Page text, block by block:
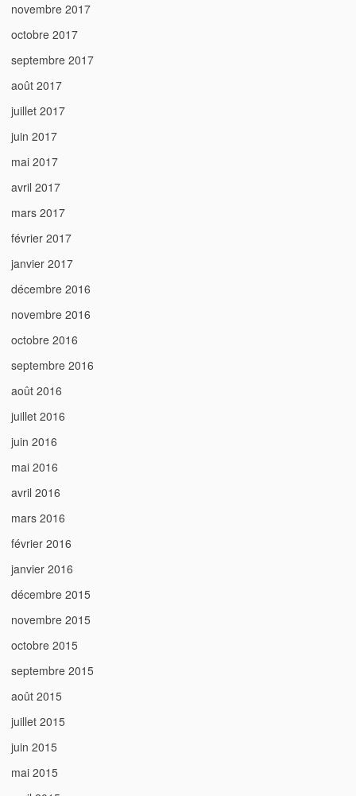
novembre 2017
octobre 2017
septembre 2017
août 2017
juillet 2017
juin 2017
mai 2017
avril 2017
mars 2017
février 2017
janvier 2017
décembre 2016
novembre 2016
octobre 2016
septembre 2016
août 2016
juillet 2016
juin 2016
mai 2016
avril 2016
mars 2016
février 2016
janvier 2016
décembre 2015
novembre 2015
octobre 2015
septembre 2015
août 2015
juillet 2015
juin 2015
mai 2015